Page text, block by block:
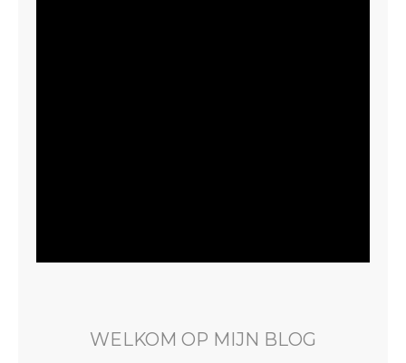
WELKOM OP MIJN BLOG